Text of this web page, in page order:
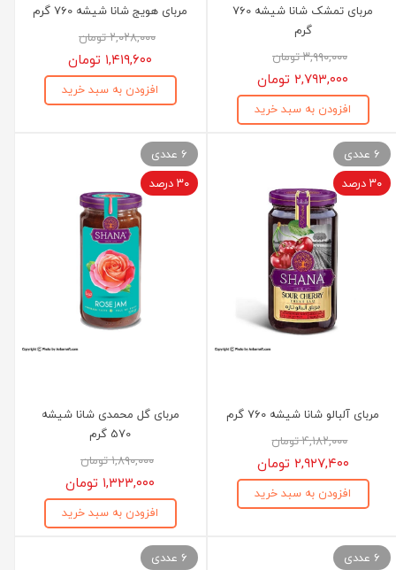
مربای تمشک شانا شیشه 760
گرم
۳,۹۹۰,۰۰۰ تومان
۲,۷۹۳,۰۰۰ تومان
افزودن به سبد خرید
مربای هویج شانا شیشه 760 گرم
۲,۰۲۸,۰۰۰ تومان
۱,۴۱۹,۶۰۰ تومان
افزودن به سبد خرید
مربای آلبالو شانا شیشه 760 گرم
۴,۱۸۲,۰۰۰ تومان
۲,۹۲۷,۴۰۰ تومان
افزودن به سبد خرید
6 عددی
۳۰ درصد
مربای گل محمدی شانا شیشه
570 گرم
۱,۸۹۰,۰۰۰ تومان
۱,۳۲۳,۰۰۰ تومان
افزودن به سبد خرید
6 عددی
۳۰ درصد
6 عددی
6 عددی